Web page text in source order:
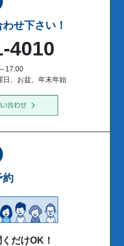
せ下さい！
4010
17:00
日、お盆、年末年始
約
だけOK！